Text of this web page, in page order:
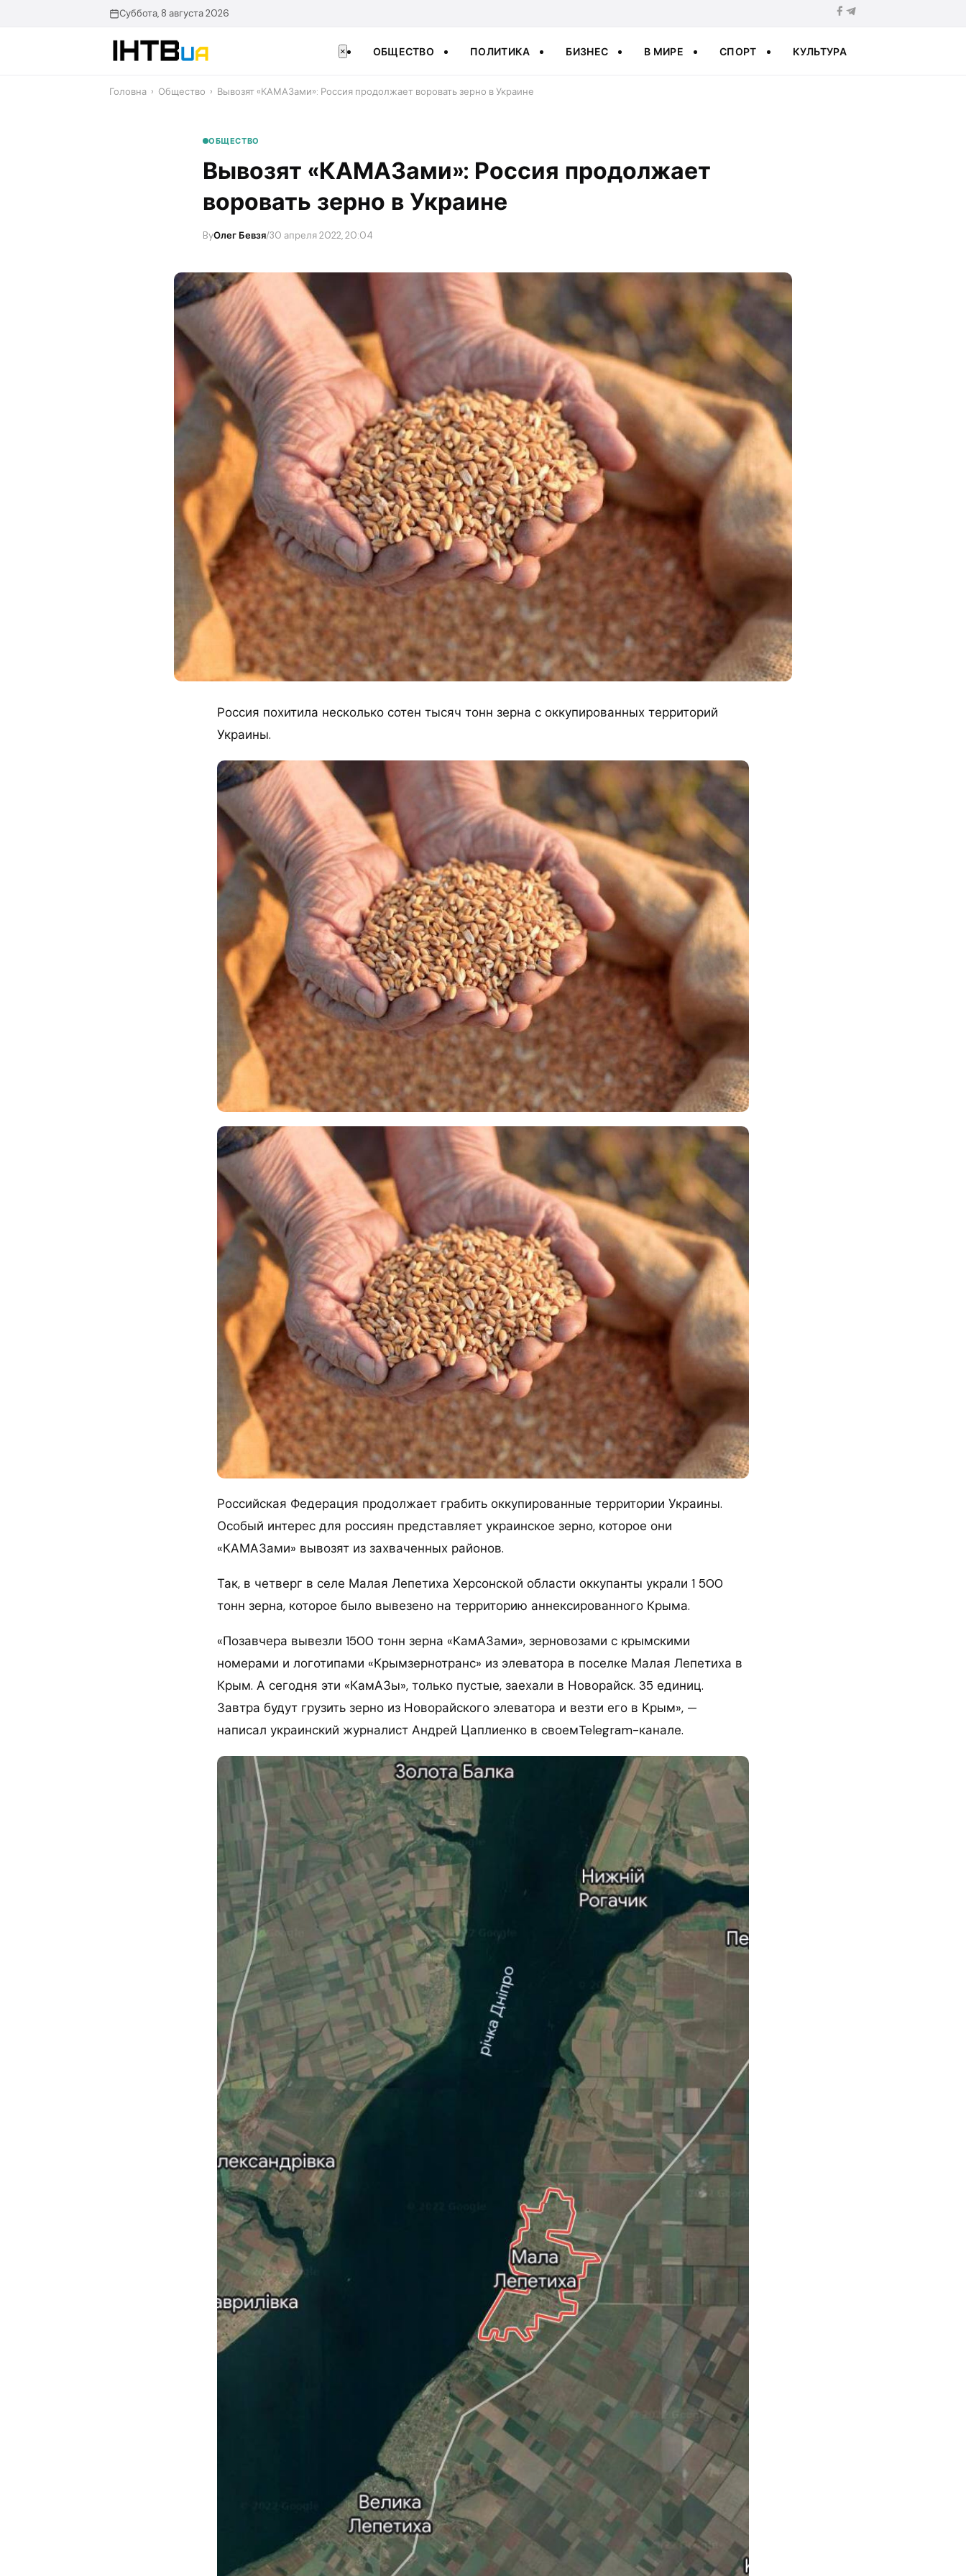
Суббота, 8 августа 2026
× ОБЩЕСТВО ПОЛИТИКА БИЗНЕС В МИРЕ СПОРТ КУЛЬТУРА
Головна › Общество › Вывозят «КАМАЗами»: Россия продолжает воровать зерно в Украине
ОБЩЕСТВО
Вывозят «КАМАЗами»: Россия продолжает
воровать зерно в Украине
ByОлег Бевзя/30 апреля 2022, 20:04
Россия похитила несколько сотен тысяч тонн зерна с оккупированных территорий
Украины.
Российская Федерация продолжает грабить оккупированные территории Украины.
Особый интерес для россиян представляет украинское зерно, которое они
«КАМАЗами» вывозят из захваченных районов.
Так, в четверг в селе Малая Лепетиха Херсонской области оккупанты украли 1 500
тонн зерна, которое было вывезено на территорию аннексированного Крыма.
«Позавчера вывезли 1500 тонн зерна «КамАЗами», зерновозами с крымскими
номерами и логотипами «Крымзернотранс» из элеватора в поселке Малая Лепетиха в
Крым. А сегодня эти «КамАЗы», только пустые, заехали в Новорайск. 35 единиц.
Завтра будут грузить зерно из Новорайского элеватора и везти его в Крым», —
написал украинский журналист Андрей Цаплиенко в своемTelegram-канале.